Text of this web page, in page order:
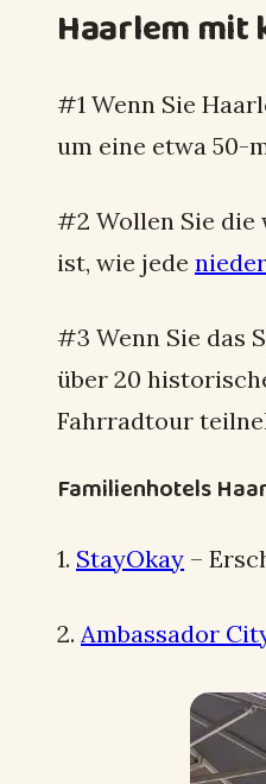
Haarlem
#1 Wenn Sie
um eine etwa 50-
#2 Wollen Sie die
ist, wie jede
#3 Wenn Sie das
über 20
Fahrradtour
Familienhotels
1. StayOkay –
2. Ambassador